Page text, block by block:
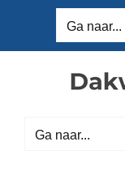
inhoud
Ga naar...
Ga naar...